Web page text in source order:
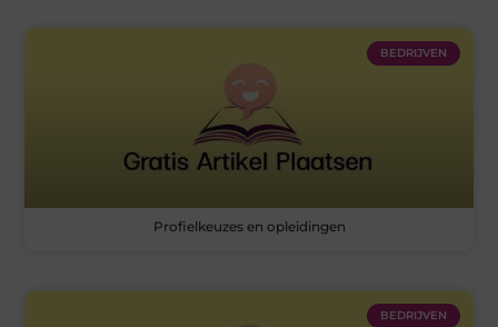
BEDRIJVEN
Profielkeuzes en opleidingen
BEDRIJVEN